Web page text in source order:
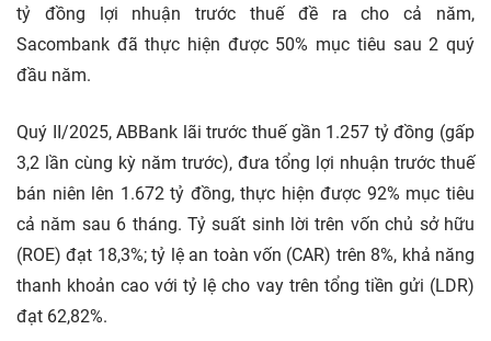
tỷ đồng lợi nhuận trước thuế đề ra cho cả năm,
Sacombank đã thực hiện được 50% mục tiêu sau 2 quý
đầu năm.
Quý II/2025, ABBank lãi trước thuế gần 1.257 tỷ đồng (gấp
3,2 lần cùng kỳ năm trước), đưa tổng lợi nhuận trước thuế
bán niên lên 1.672 tỷ đồng, thực hiện được 92% mục tiêu
cả năm sau 6 tháng. Tỷ suất sinh lời trên vốn chủ sở hữu
(ROE) đạt 18,3%; tỷ lệ an toàn vốn (CAR) trên 8%, khả năng
thanh khoản cao với tỷ lệ cho vay trên tổng tiền gửi (LDR)
đạt 62,82%.